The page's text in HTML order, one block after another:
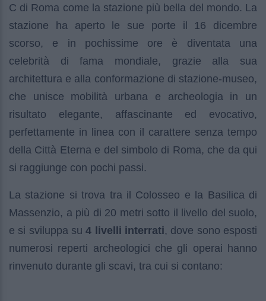
C di Roma come la stazione più bella del mondo. La
stazione ha aperto le sue porte il 16 dicembre
scorso, e in pochissime ore è diventata una
celebrità di fama mondiale, grazie alla sua
architettura e alla conformazione di stazione-museo,
che unisce mobilità urbana e archeologia in un
risultato elegante, affascinante ed evocativo,
perfettamente in linea con il carattere senza tempo
della Città Eterna e del simbolo di Roma, che da qui
si raggiunge con pochi passi.
La stazione si trova tra il Colosseo e la Basilica di
Massenzio, a più di 20 metri sotto il livello del suolo,
e si sviluppa su4 livelli interrati, dove sono esposti
numerosi reperti archeologici che gli operai hanno
rinvenuto durante gli scavi, tra cui si contano: